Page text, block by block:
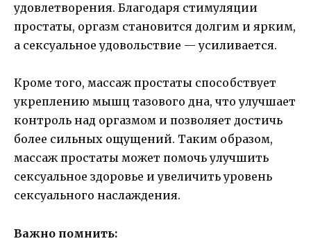
удовлетворения. Благодаря стимуляции
простаты, оргазм становится долгим и ярким,
а сексуальное удовольствие — усиливается.
Кроме того, массаж простаты способствует
укреплению мышц тазового дна, что улучшает
контроль над оргазмом и позволяет достичь
более сильных ощущений. Таким образом,
массаж простаты может помочь улучшить
сексуальное здоровье и увеличить уровень
сексуального наслаждения.
Важно помнить: